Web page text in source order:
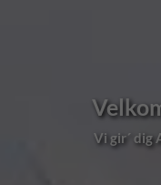
Vi gir´ dig